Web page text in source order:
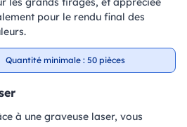
pour le rendu final des
Quantité minimale : 50 pièces
à une graveuse laser, vous